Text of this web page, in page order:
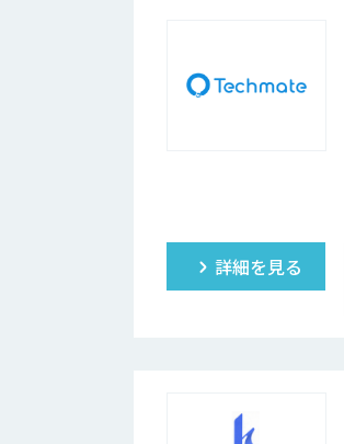
詳細を見る